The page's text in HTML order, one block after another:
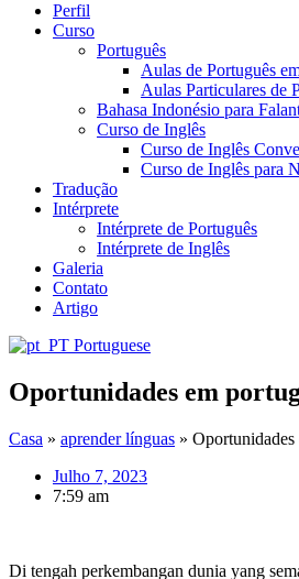
Perfil
Curso
Português
Aulas de Português
Aulas Particulares de
Bahasa Indonésio para
Curso de Inglês
Curso de Inglês
Curso de Inglês para
Tradução
Intérprete
Intérprete de Português
Intérprete de Inglês
Galeria
Contato
Artigo
Portuguese
Oportunidades em
Casa » aprender línguas » Oportunidades
Julho 7, 2023
7:59 am
Di tengah perkembangan dunia yang